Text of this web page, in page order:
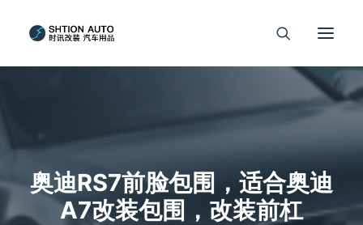
奥迪RS7前脸包围，适合奥迪
A7改装包围，改装前杠